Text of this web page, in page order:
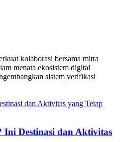
kolaborasi bersama mitra
menata ekosistem digital
sistem verifikasi
Destinasi dan Aktivitas